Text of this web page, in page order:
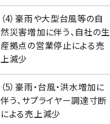
（4）豪雨や大型台風等の自
然災害増加に伴う、自社の生
産拠点の営業停止による売
上減少
（5）豪雨・台風・洪水増加に
伴う、サプライヤー調達寸断
による売上減少